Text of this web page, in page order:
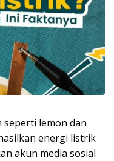
seperti lemon dan
energi listrik
akun media sosial